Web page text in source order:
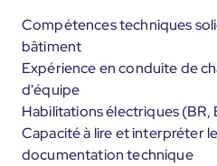
Compétences techniques
bâtiment
Expérience en conduite de
d'équipe
Habilitations électriques (BR,
Capacité à lire et interpréter
documentation technique